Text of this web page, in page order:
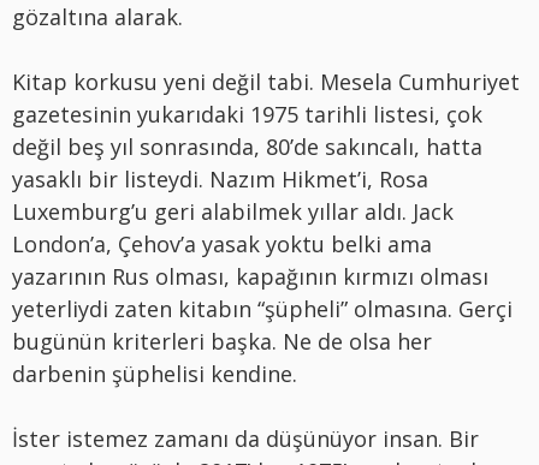
gözaltına alarak.
Kitap korkusu yeni değil tabi. Mesela Cumhuriyet
gazetesinin yukarıdaki 1975 tarihli listesi, çok
değil beş yıl sonrasında, 80’de sakıncalı, hatta
yasaklı bir listeydi. Nazım Hikmet’i, Rosa
Luxemburg’u geri alabilmek yıllar aldı. Jack
London’a, Çehov’a yasak yoktu belki ama
yazarının Rus olması, kapağının kırmızı olması
yeterliydi zaten kitabın “şüpheli” olmasına. Gerçi
bugünün kriterleri başka. Ne de olsa her
darbenin şüphelisi kendine.
İster istemez zamanı da düşünüyor insan. Bir